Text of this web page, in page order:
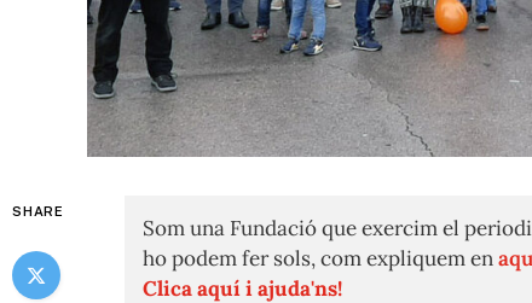
SHARE
Som una Fundació que exercim el
ho podem fer sols, com expliquem en
Clica aquí i ajuda'ns!